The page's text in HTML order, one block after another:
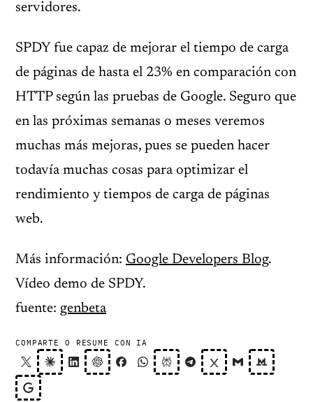
servidores.
SPDY fue capaz de mejorar el tiempo de carga
de páginas de hasta el 23% en comparación con
HTTP según las pruebas de Google. Seguro que
en las próximas semanas o meses veremos
muchas más mejoras, pues se pueden hacer
todavía muchas cosas para optimizar el
rendimiento y tiempos de carga de páginas
web.
Más información: Google Developers Blog.
Vídeo demo de SPDY.
fuente: genbeta
COMPARTE O RESUME CON IA